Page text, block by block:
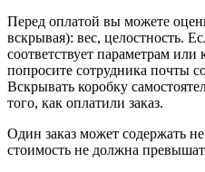
Перед оплатой вы можете
вскрывая): вес, целостность.
соответствует параметрам или
попросите сотрудника почты
Вскрывать коробку
того, как оплатили заказ.
Один заказ может содержать
стоимость не должна